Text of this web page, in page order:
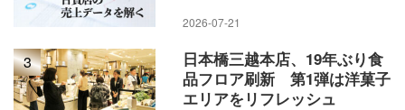
2026-07-21
3
日本橋三越本店、19年ぶり食
品フロア刷新 第1弾は洋菓子
エリアをリフレッシュ